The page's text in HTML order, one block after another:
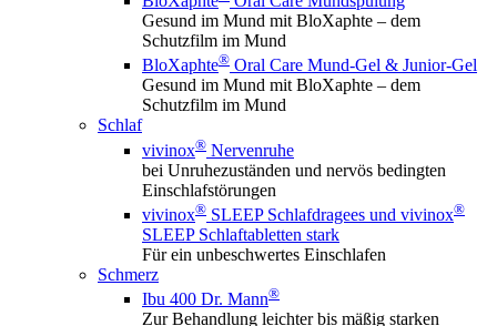
Gesund im Mund mit BloXaphte – dem
Schutzfilm im Mund
BloXaphte® Oral Care Mund-Gel & Junior-Gel
Gesund im Mund mit BloXaphte – dem
Schutzfilm im Mund
Schlaf
vivinox® Nervenruhe
bei Unruhezuständen und nervös bedingten
Einschlafstörungen
vivinox® SLEEP Schlafdragees und vivinox®
SLEEP Schlaftabletten stark
Für ein unbeschwertes Einschlafen
Schmerz
Ibu 400 Dr. Mann®
Zur Behandlung leichter bis mäßig starken